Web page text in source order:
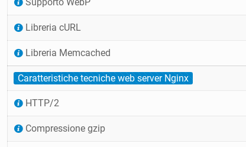
Supporto WebP
Libreria cURL
Libreria Memcached
Caratteristiche tecniche web server Nginx
HTTP/2
Compressione gzip